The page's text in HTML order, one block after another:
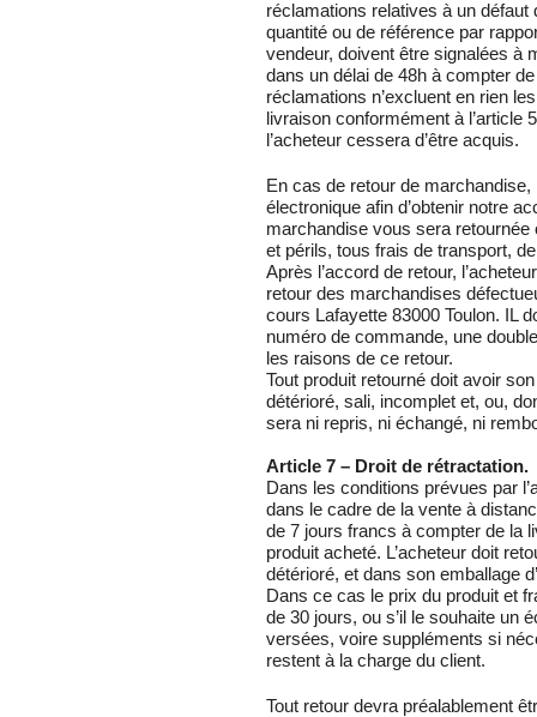
réclamations relatives à un
quantité ou de référence par
vendeur, doivent être signalées à
dans un délai de 48h à compter
réclamations n’excluent en rien
livraison conformément à l’article
l’acheteur cessera d’être acquis.
En cas de retour de
électronique afin d’obtenir notre
marchandise vous sera
et périls, tous frais de transport,
Après l’accord de retour,
retour des marchandises
cours Lafayette 83000 Toulon. IL
numéro de commande, une
les raisons de ce retour.
Tout produit retourné doit avoir
détérioré, sali, incomplet et, ou,
sera ni repris, ni échangé, ni
Article 7 – Droit de rétractation.
Dans les conditions prévues par
dans le cadre de la vente à
de 7 jours francs à compter de la
produit acheté. L’acheteur doit
détérioré, et dans son emballage
Dans ce cas le prix du produit et
de 30 jours, ou s’il le souhaite un
versées, voire suppléments si
restent à la charge du client.
Tout retour devra préalablement